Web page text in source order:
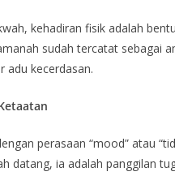
kehadiran fisik adalah
sudah tercatat sebagai
adu kecerdasan.
perasaan “mood” atau
datang, ia adalah panggilan